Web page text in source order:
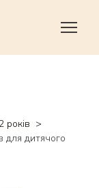
років
для дитячого